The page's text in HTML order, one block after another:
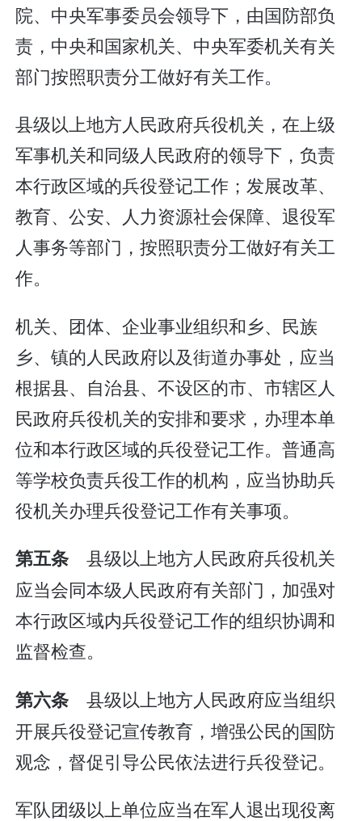
院、中央军事委员会领导下，由国防部负
责，中央和国家机关、中央军委机关有关
部门按照职责分工做好有关工作。
县级以上地方人民政府兵役机关，在上级
军事机关和同级人民政府的领导下，负责
本行政区域的兵役登记工作；发展改革、
教育、公安、人力资源社会保障、退役军
人事务等部门，按照职责分工做好有关工
作。
机关、团体、企业事业组织和乡、民族
乡、镇的人民政府以及街道办事处，应当
根据县、自治县、不设区的市、市辖区人
民政府兵役机关的安排和要求，办理本单
位和本行政区域的兵役登记工作。普通高
等学校负责兵役工作的机构，应当协助兵
役机关办理兵役登记工作有关事项。
第五条县级以上地方人民政府兵役机关
应当会同本级人民政府有关部门，加强对
本行政区域内兵役登记工作的组织协调和
监督检查。
第六条县级以上地方人民政府应当组织
开展兵役登记宣传教育，增强公民的国防
观念，督促引导公民依法进行兵役登记。
军队团级以上单位应当在军人退出现役离